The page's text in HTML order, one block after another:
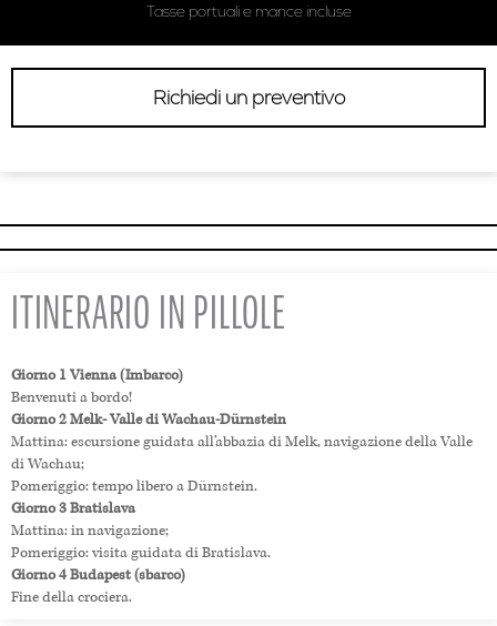
Tasse portuali e mance incluse
Richiedi un preventivo
ITINERARIO IN PILLOLE
Giorno 1 Vienna (Imbarco)
Benvenuti a bordo!
Giorno 2 Melk- Valle di Wachau-Dürnstein
Mattina: escursione guidata all’abbazia di Melk, navigazione della Valle
di Wachau;
Pomeriggio: tempo libero a Dürnstein.
Giorno 3 Bratislava
Mattina: in navigazione;
Pomeriggio: visita guidata di Bratislava.
Giorno 4 Budapest (sbarco)
Fine della crociera.